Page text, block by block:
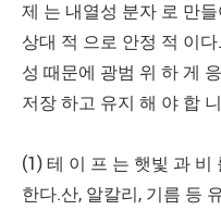
제 는 내열성 분자 로 만
상대 적 으로 안정 적 이
성 때문에 광범 위 하 게
저장 하고 유지 해 야 합
(1) 테 이 프 는 햇빛 과
한다.산, 알칼리, 기름 등